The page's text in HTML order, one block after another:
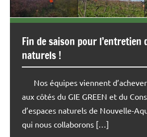
Fin de saison pour l’entretien
naturels !
Nos équipes viennent
aux côtés du GIE GREEN et du
d’espaces naturels de Nouvelle-
qui nous collaborons […]